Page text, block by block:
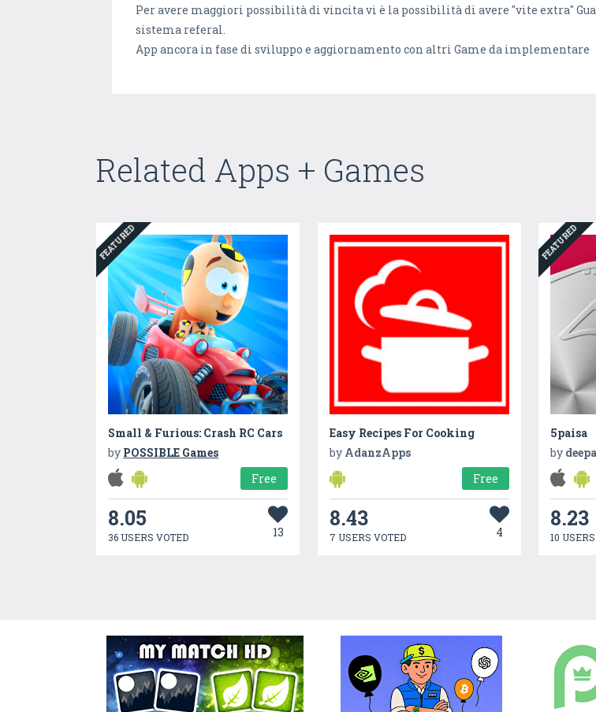
Per avere maggiori possibilità di vincita vi è la possibilità di avere "vite extra"
sistema referal.
App ancora in fase di sviluppo e aggiornamento con altri Game da implementare
Related Apps + Games
FEATURED
Small & Furious: Crash RC Cars
by POSSIBLE Games
Free
8.05
36 USERS VOTED 13
Easy Recipes For Cooking
by AdanzApps
Free
8.43
7 USERS VOTED 4
FEATURED
5paisa
by
8.23
10